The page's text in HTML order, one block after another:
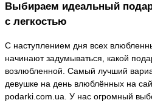
Выбираем идеальный
с легкостью
С наступлением дня всех
начинают задумываться, какой
возлюбленной. Самый лучший
девушке на день влюблённых на
podarki.com.ua. У нас огромный